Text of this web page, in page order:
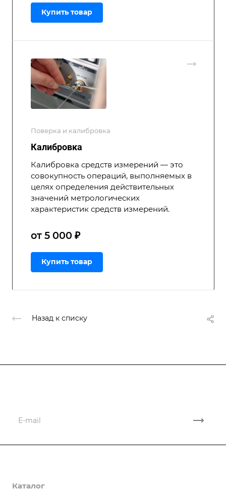
Купить товар
Поверка и калибровка
Калибровка
Калибровка средств измерений — это
совокупность операций, выполняемых в
целях определения действительных
значений метрологических
характеристик средств измерений.
от 5 000 ₽
Купить товар
Назад к списку
О компании
Каталог